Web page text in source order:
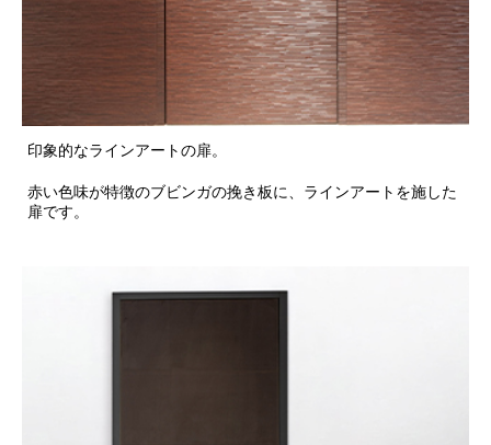
印象的なラインアートの扉。
赤い色味が特徴のブビンガの挽き板に、ラインアートを施した
扉です。